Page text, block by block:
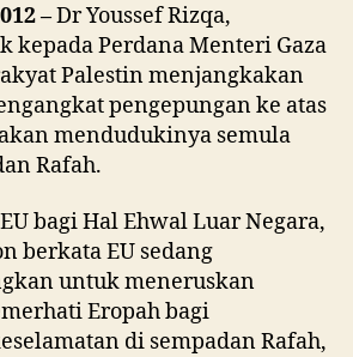
–Dr Youssef Rizqa,
kepada Perdana Menteri Gaza
Palestin menjangkakan
pengepungan ke atas
mendudukinya semula
Rafah.
bagi Hal Ehwal Luar Negara,
berkata EU sedang
untuk meneruskan
Eropah bagi
di sempadan Rafah,